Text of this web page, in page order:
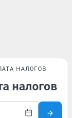
НАЛОГОВ
налогов